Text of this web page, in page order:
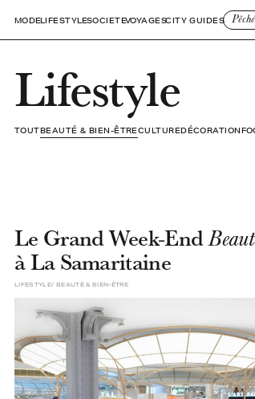
MODELIFESTYLESOCIETEVOYAGESCITY GUIDES
Lifestyle
TOUTBEAUTÉ & BIEN-ÊTRECULTUREDÉCORATION
Le Grand Week-End
à La Samaritaine
BEAUTÉ & BIEN-ÊTRE
LIFESTYLE